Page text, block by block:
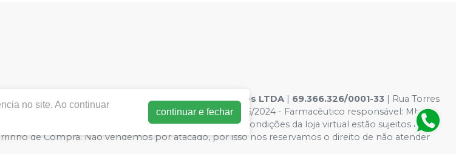
| Med-donto Comércio de produtos hospitalares LTDA | 69.366.326/0001-33 | Rua Torres
Funcionamento ANVISA - Medicamentos: AF00132046/2024 - Farmacêutico responsável: Mhara
- Fotos meramente ilustrativas - Os preços e condições da loja virtual estão sujeitos a
de Compra. Não vendemos por atacado, por isso nos reservamos o direito de não atender
no site. Ao continuar
continuar e fechar